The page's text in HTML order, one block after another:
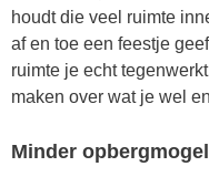
houdt die veel ruimte
af en toe een feestje
ruimte je echt
maken over wat je wel
Minder